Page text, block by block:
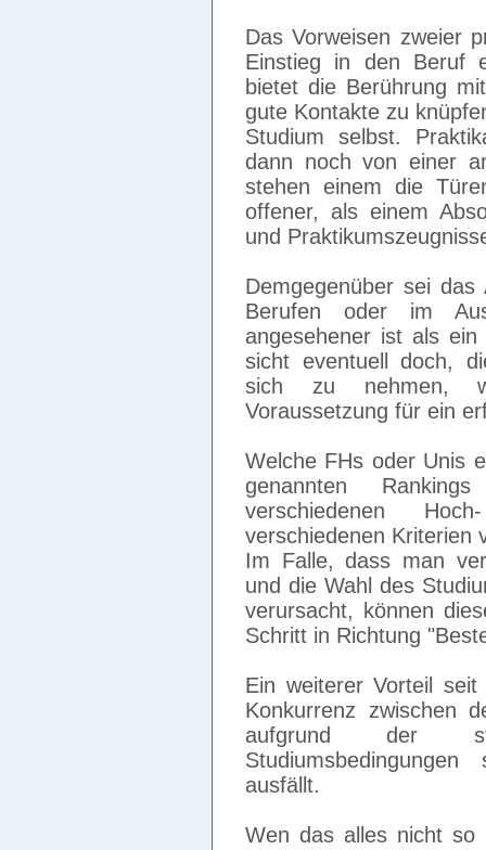
Das Vorweisen zweier
Einstieg in den Beruf
bietet die Berührung
gute Kontakte zu
Studium selbst.
dann noch von einer
stehen einem die
offener, als einem
und
Demgegenüber sei
Berufen oder im
angesehener ist als
sicht eventuell doch,
sich zu nehmen,
Voraussetzung für ein
Welche FHs oder Unis
genannten
verschiedenen
verschiedenen Kriterien
Im Falle, dass man
und die Wahl des
verursacht, können
Schritt in Richtung
Ein weiterer Vorteil
Konkurrenz zwischen
aufgrund der
ausfällt.
Wen das alles nicht so